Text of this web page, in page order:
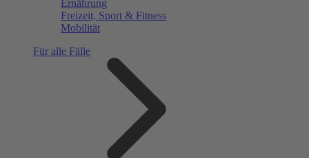
Ernährung
Freizeit, Sport & Fitness
Mobilität
Für alle Fälle